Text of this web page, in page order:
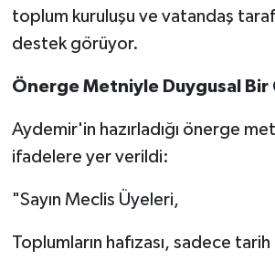
toplum kuruluşu ve vatandaş
destek görüyor.
Önerge Metniyle Duygusal Bir
Aydemir'in hazırladığı önerge
ifadelere yer verildi:
"Sayın Meclis Üyeleri,
Toplumların hafızası, sadece